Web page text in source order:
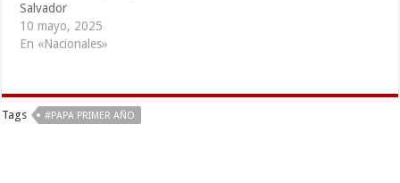
Salvador
10 mayo, 2025
En «Nacionales»
Tags #PAPA PRIMER AÑO